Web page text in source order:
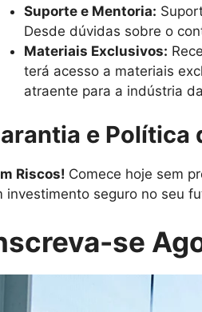
Suporte e Mentoria:
Desde dúvidas sobre o
Materiais Exclusivos:
terá acesso a materiais
atraente para a indústria
e Política
Riscos! Comece hoje sem
investimento seguro no seu
se